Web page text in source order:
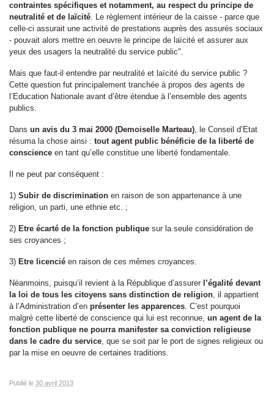
contraintes spécifiques et notamment, au respect du principe de
neutralité et de laïcité. Le règlement intérieur de la caisse - parce que
celle-ci assurait une activité de prestations auprès des assurés sociaux
- pouvait alors mettre en oeuvre le principe de laïcité et assurer aux
yeux des usagers la neutralité du service public".
Mais que faut-il entendre par neutralité et laïcité du service public ?
Cette question fut principalement tranchée à propos des agents de
l’Education Nationale avant d’être étendue à l’ensemble des agents
publics.
Dans un avis du 3 mai 2000 (Demoiselle Marteau), le Conseil d’Etat
résuma la chose ainsi : tout agent public bénéficie de la liberté de
conscience en tant qu’elle constitue une liberté fondamentale.
Il ne peut par conséquent :
1) Subir de discrimination en raison de son appartenance à une
religion, un parti, une ethnie etc. ;
2) Etre écarté de la fonction publique sur la seule considération de
ses croyances ;
3) Etre licencié en raison de ces mêmes croyances.
Néanmoins, puisqu’il revient à la République d’assurer l’égalité devant
la loi de tous les citoyens sans distinction de religion, il appartient
à l’Administration d’en présenter les apparences. C’est pourquoi
malgré cette liberté de conscience qui lui est reconnue, un agent de la
fonction publique ne pourra manifester sa conviction religieuse
dans le cadre du service, que se soit par le port de signes religieux ou
par la mise en oeuvre de certaines traditions.
Publié le 30 avril 2013